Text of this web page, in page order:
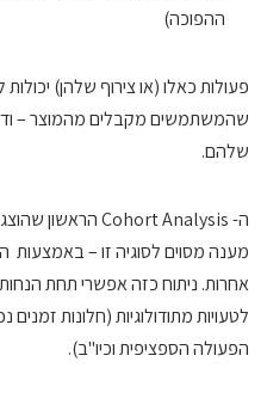
ההפוכה)
פעולות כאלו (או צירוף שלהן)
שהמשתמשים מקבלים מהמוצר –
שלהם.
מענה מסוים לסוגיה זו –
אחרות. ניתוח כזה אפשרי תחת
לטעויות מתודולוגיות (חלונות
הפעולה הספציפית וכיו"ב).